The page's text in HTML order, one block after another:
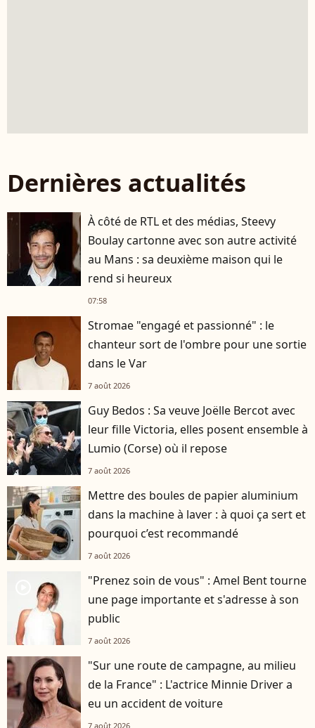
Dernières actualités
À côté de RTL et des médias, Steevy
Boulay cartonne avec son autre activité
au Mans : sa deuxième maison qui le
rend si heureux
07:58
Stromae "engagé et passionné" : le
chanteur sort de l'ombre pour une sortie
dans le Var
7 août 2026
Guy Bedos : Sa veuve Joëlle Bercot avec
leur fille Victoria, elles posent ensemble à
Lumio (Corse) où il repose
7 août 2026
Mettre des boules de papier aluminium
dans la machine à laver : à quoi ça sert et
pourquoi c’est recommandé
7 août 2026
"Prenez soin de vous" : Amel Bent tourne
une page importante et s'adresse à son
public
7 août 2026
"Sur une route de campagne, au milieu
de la France" : L'actrice Minnie Driver a
eu un accident de voiture
7 août 2026